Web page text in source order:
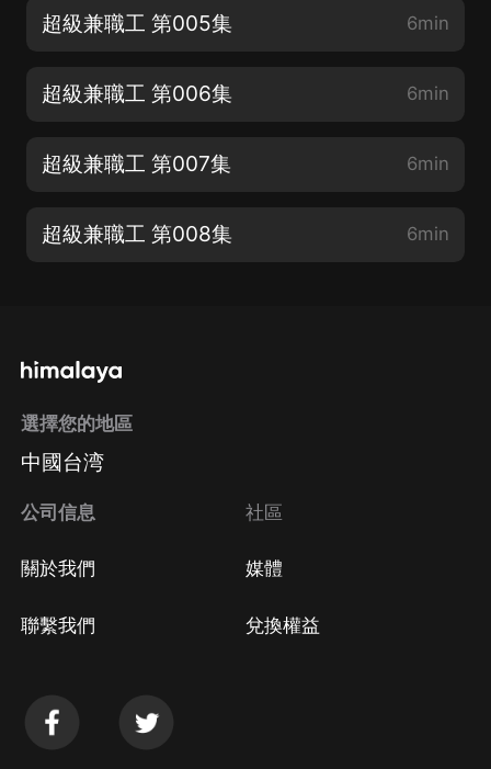
超級兼職工 第005集 6min
超級兼職工 第006集 6min
超級兼職工 第007集 6min
超級兼職工 第008集 6min
選擇您的地區
中國台湾
公司信息
關於我們
聯繫我們
社區
媒體
兌換權益